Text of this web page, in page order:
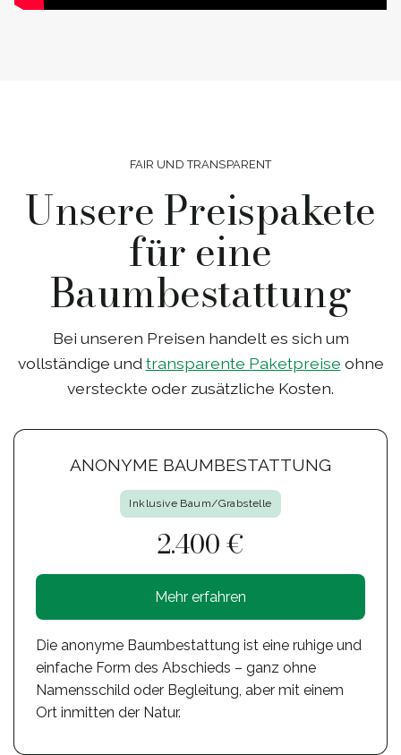
FAIR UND TRANSPARENT
Unsere Preispakete
für eine
Baumbestattung
Bei unseren Preisen handelt es sich um
vollständige und transparente Paketpreise ohne
versteckte oder zusätzliche Kosten.
ANONYME BAUMBESTATTUNG
Inklusive Baum/Grabstelle
2.400 €
Mehr erfahren
Die anonyme Baumbestattung ist eine ruhige und
einfache Form des Abschieds – ganz ohne
Namensschild oder Begleitung, aber mit einem
Ort inmitten der Natur.